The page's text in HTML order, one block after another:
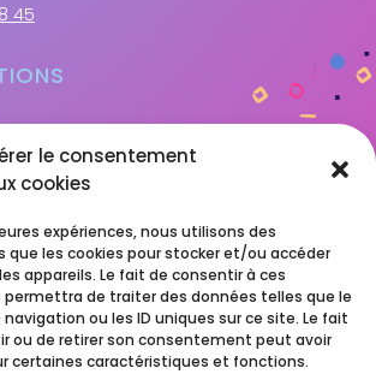
le consentement
cookies
expériences, nous utilisons des
que les cookies pour stocker et/ou accéder
appareils. Le fait de consentir à ces
de traiter des données telles que le
ou les ID uniques sur ce site. Le fait
ou de retirer son consentement peut avoir
certaines caractéristiques et fonctions.
45
vous